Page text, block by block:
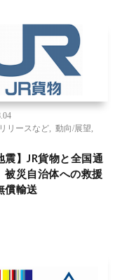
リースなど
動向/展望
震】JR貨物と全国通
被災自治体への救援
償輸送